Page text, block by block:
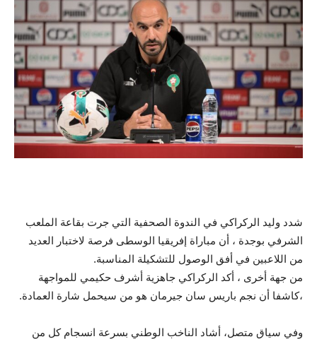
شدد وليد الركراكي في الندوة الصحفية التي جرت بقاعة الملعب
الشرفي بوجدة ، أن مباراة إفريقيا الوسطى فرصة لاختبار العديد
من اللاعبين في أفق الوصول للتشكيلة المناسبة.
من جهة أخرى ، أكد الركراكي جاهزية أشرف حكيمي للمواجهة
،كاشفا أن نجم باريس سان جيرمان هو من سيحمل شارة العمادة.
وفي سياق متصل، أشاد الناخب الوطني بسرعة انسجام كل من